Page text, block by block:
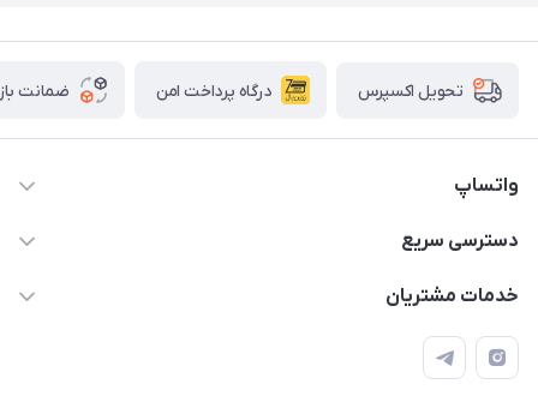
تحویل اکسپرس درگاه پرداخت امن ضمانت
واتساپ
09933276933 واتس اپ و اینستاگرام - فقط
دسترسی سریع
حساب کاربری
لیست محصولات
خدمات مشتریان
قوانین و مقررات
حریم خصوصی